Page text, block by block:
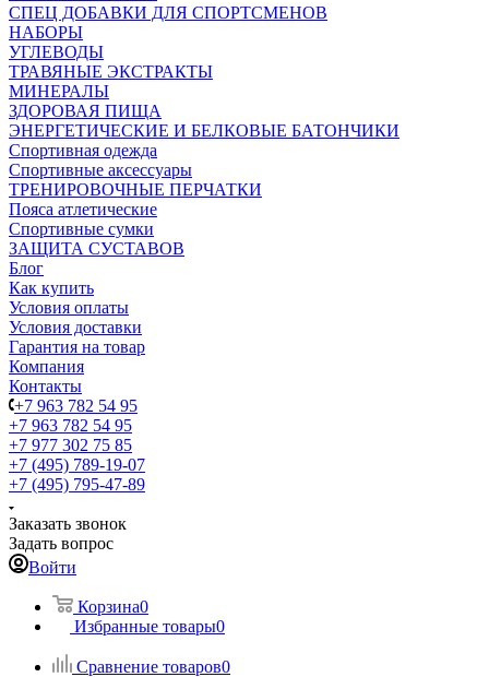
СПЕЦ ДОБАВКИ ДЛЯ СПОРТСМЕНОВ
НАБОРЫ
УГЛЕВОДЫ
ТРАВЯНЫЕ ЭКСТРАКТЫ
МИНЕРАЛЫ
ЗДОРОВАЯ ПИЩА
ЭНЕРГЕТИЧЕСКИЕ И БЕЛКОВЫЕ БАТОНЧИКИ
Спортивная одежда
Спортивные аксессуары
ТРЕНИРОВОЧНЫЕ ПЕРЧАТКИ
Пояса атлетические
Спортивные сумки
ЗАЩИТА СУСТАВОВ
Блог
Как купить
Условия оплаты
Условия доставки
Гарантия на товар
Компания
Контакты
+7 963 782 54 95
+7 963 782 54 95
+7 977 302 75 85
+7 (495) 789-19-07
+7 (495) 795-47-89
Заказать звонок
Задать вопрос
Войти
Корзина0
Избранные товары0
Сравнение товаров0